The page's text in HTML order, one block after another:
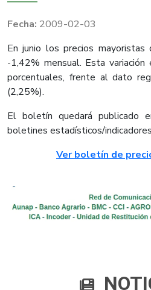
2009-02-03
En junio los precios
-1,42% mensual. Esta
porcentuales, frente al dato
(2,25%).
El boletín quedará publicado
boletines estadísticos/
Ver boletín de